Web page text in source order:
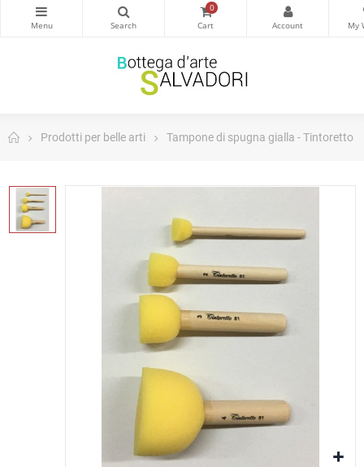
0
Prodotti per belle arti Tampone di spugna gialla - Tintoretto